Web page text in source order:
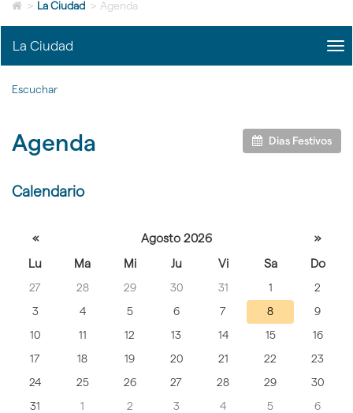
Icono
para
ir
la
inicio
> La Ciudad > Agenda
La
La Ciudad
Escuchar
Agenda Dias Festivos
Calendario
Selecciona
ver las
actividades
celebradas
« Agosto 2026
»
Lu
Ma Mi Ju Vi Sa Do
27 28 29 30 31 1
2
3
4 5 6 7 8
9
10
11 12 13 14 15
16
17
18 19 20 21 22
23
24
25 26 27 28 29
30
31
1 2 3 4 5 6